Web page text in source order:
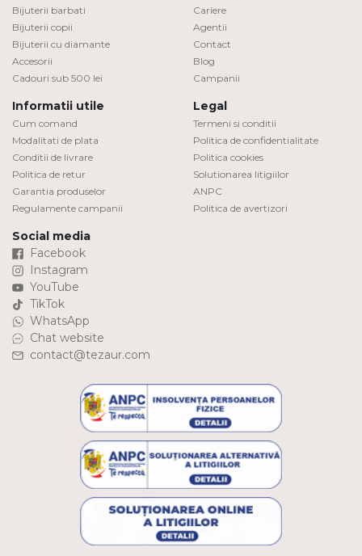
Bijuterii barbati
Bijuterii copii
Bijuterii cu diamante
Accesorii
Cadouri sub 500 lei
Cariere
Agentii
Contact
Blog
Campanii
Informatii utile
Cum comand
Modalitati de plata
Conditii de livrare
Politica de retur
Garantia produselor
Regulamente campanii
Legal
Termeni si conditii
Politica de confidentialitate
Politica cookies
Solutionarea litigiilor
ANPC
Politica de avertizori
Social media
Facebook
Instagram
YouTube
TikTok
WhatsApp
Chat website
contact@tezaur.com